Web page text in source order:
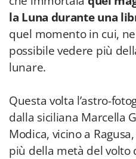
la Luna durante una
quel momento in cui,
possibile vedere più
lunare.
Questa volta l’astro-
dalla siciliana Marcella
Modica, vicino a
più della metà del volto